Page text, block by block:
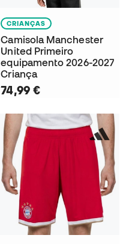
CRIANÇAS
Camisola Manchester
United Primeiro
equipamento 2026-2027
Criança
74,99 €